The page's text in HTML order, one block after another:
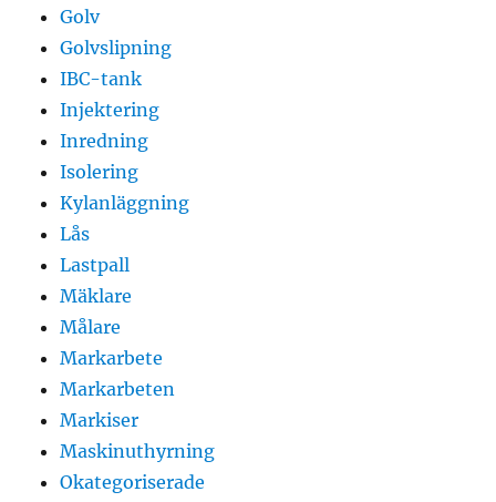
Golv
Golvslipning
IBC-tank
Injektering
Inredning
Isolering
Kylanläggning
Lås
Lastpall
Mäklare
Målare
Markarbete
Markarbeten
Markiser
Maskinuthyrning
Okategoriserade